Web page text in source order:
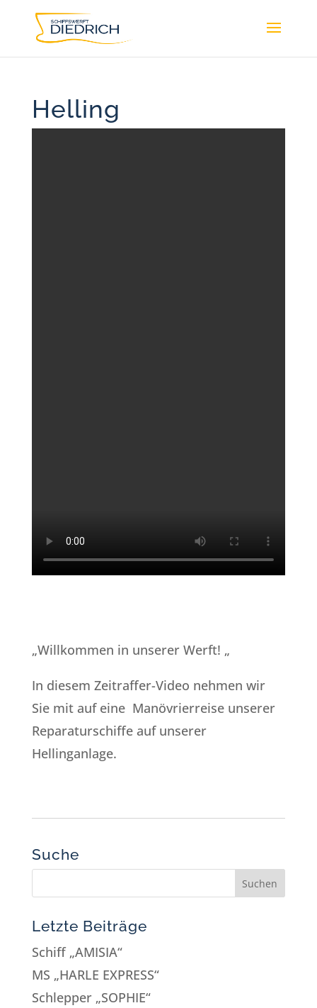
Helling
„Willkommen in unserer Werft! „
In diesem Zeitraffer-Video nehmen wir
Sie mit auf eine Manövrierreise unserer
Reparaturschiffe auf unserer
Hellinganlage.
Suche
Letzte Beiträge
Schiff „AMISIA“
MS „HARLE EXPRESS“
Schlepper „SOPHIE“